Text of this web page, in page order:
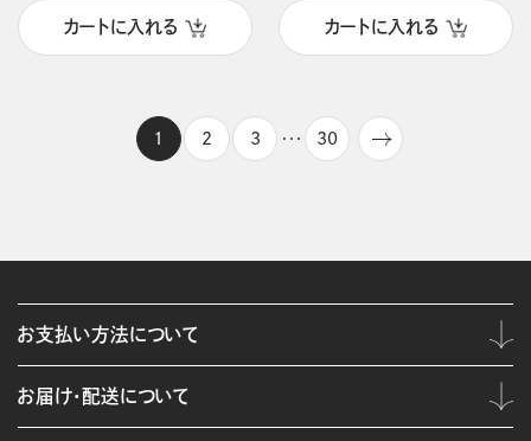
カートに入れる カートに入れる
1 2 3 ・・・ 30
お支払い方法について
お届け・配送について